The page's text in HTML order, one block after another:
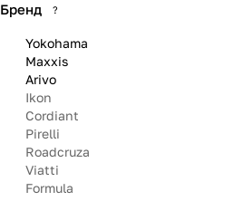
Бренд ?
Yokohama
Maxxis
Arivo
Ikon
Cordiant
Pirelli
Roadcruza
Viatti
Formula